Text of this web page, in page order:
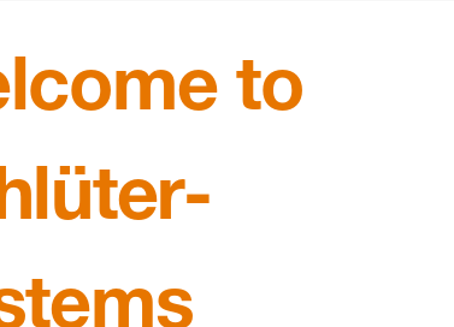
meio de V4A
áreas
na
na
de material
V4A (n.º de
à corrosão
to